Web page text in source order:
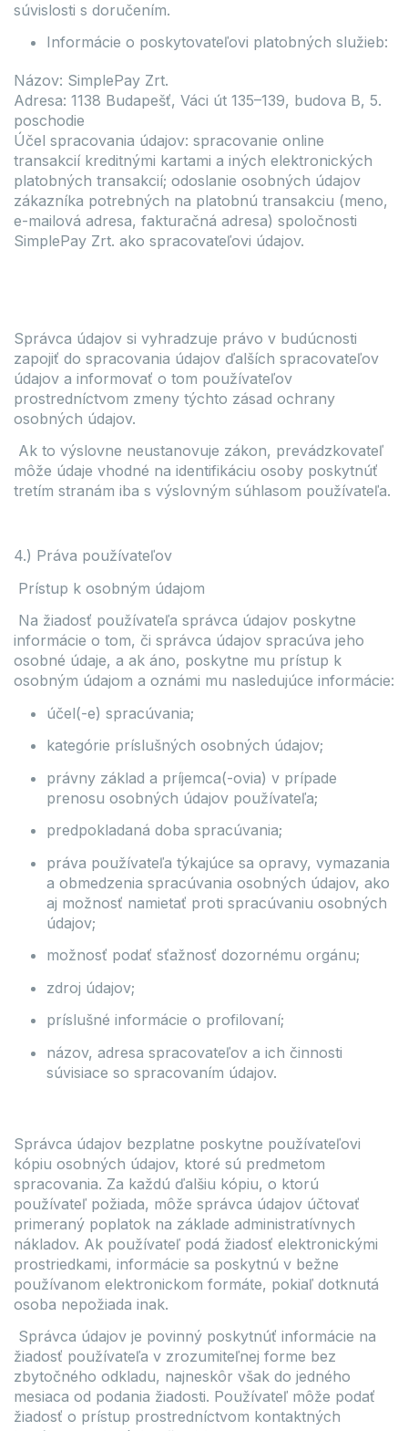
súvislosti s doručením.
Informácie o poskytovateľovi platobných služieb:
Názov: SimplePay Zrt.
Adresa: 1138 Budapešť, Váci út 135–139, budova B, 5.
poschodie
Účel spracovania údajov: spracovanie online
transakcií kreditnými kartami a iných elektronických
platobných transakcií; odoslanie osobných údajov
zákazníka potrebných na platobnú transakciu (meno,
e-mailová adresa, fakturačná adresa) spoločnosti
SimplePay Zrt. ako spracovateľovi údajov.
Správca údajov si vyhradzuje právo v budúcnosti
zapojiť do spracovania údajov ďalších spracovateľov
údajov a informovať o tom používateľov
prostredníctvom zmeny týchto zásad ochrany
osobných údajov.
Ak to výslovne neustanovuje zákon, prevádzkovateľ
môže údaje vhodné na identifikáciu osoby poskytnúť
tretím stranám iba s výslovným súhlasom používateľa.
4.) Práva používateľov
Prístup k osobným údajom
Na žiadosť používateľa správca údajov poskytne
informácie o tom, či správca údajov spracúva jeho
osobné údaje, a ak áno, poskytne mu prístup k
osobným údajom a oznámi mu nasledujúce informácie:
účel(-e) spracúvania;
kategórie príslušných osobných údajov;
právny základ a príjemca(-ovia) v prípade
prenosu osobných údajov používateľa;
predpokladaná doba spracúvania;
práva používateľa týkajúce sa opravy, vymazania
a obmedzenia spracúvania osobných údajov, ako
aj možnosť namietať proti spracúvaniu osobných
údajov;
možnosť podať sťažnosť dozornému orgánu;
zdroj údajov;
príslušné informácie o profilovaní;
názov, adresa spracovateľov a ich činnosti
súvisiace so spracovaním údajov.
Správca údajov bezplatne poskytne používateľovi
kópiu osobných údajov, ktoré sú predmetom
spracovania. Za každú ďalšiu kópiu, o ktorú
používateľ požiada, môže správca údajov účtovať
primeraný poplatok na základe administratívnych
nákladov. Ak používateľ podá žiadosť elektronickými
prostriedkami, informácie sa poskytnú v bežne
používanom elektronickom formáte, pokiaľ dotknutá
osoba nepožiada inak.
Správca údajov je povinný poskytnúť informácie na
žiadosť používateľa v zrozumiteľnej forme bez
zbytočného odkladu, najneskôr však do jedného
mesiaca od podania žiadosti. Používateľ môže podať
žiadosť o prístup prostredníctvom kontaktných